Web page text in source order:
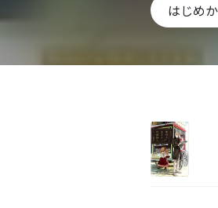
はじめ